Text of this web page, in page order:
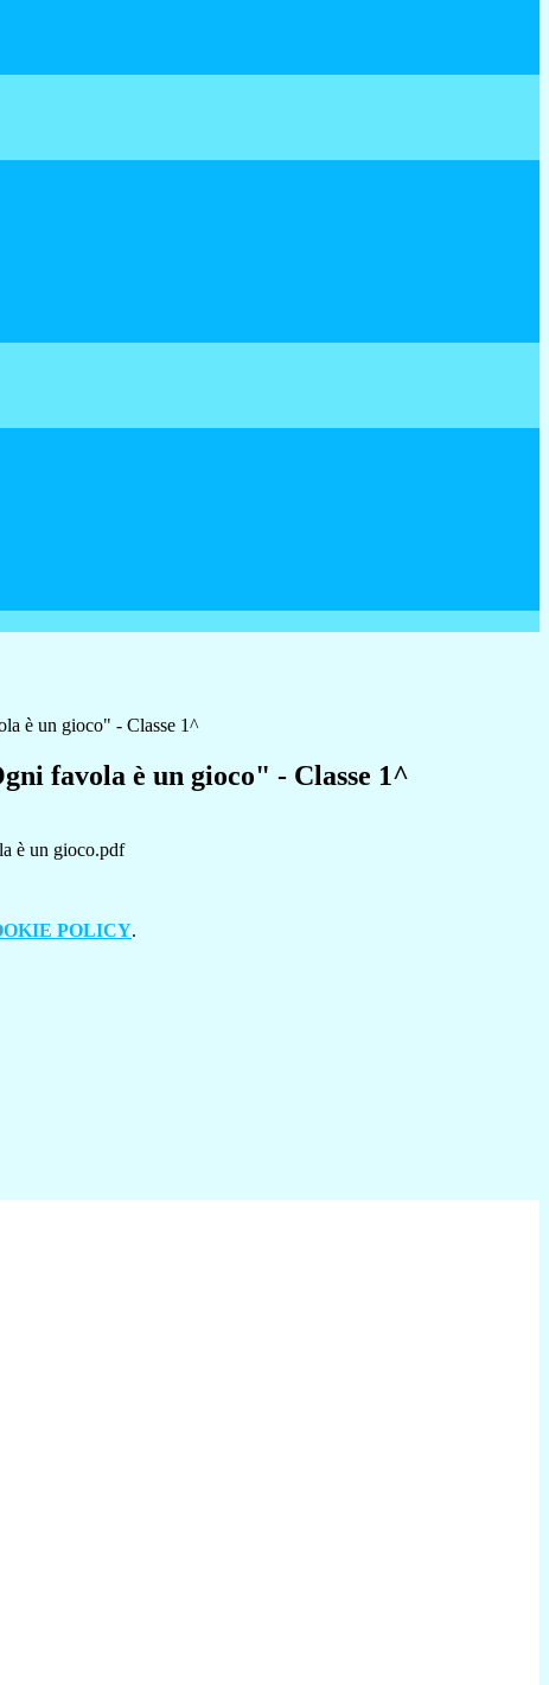
è un gioco" - Classe 1^
favola è un gioco" - Classe 1^
è un gioco.pdf
POLICY.